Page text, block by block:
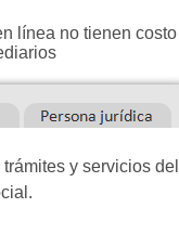
línea no tienen
y servicios del